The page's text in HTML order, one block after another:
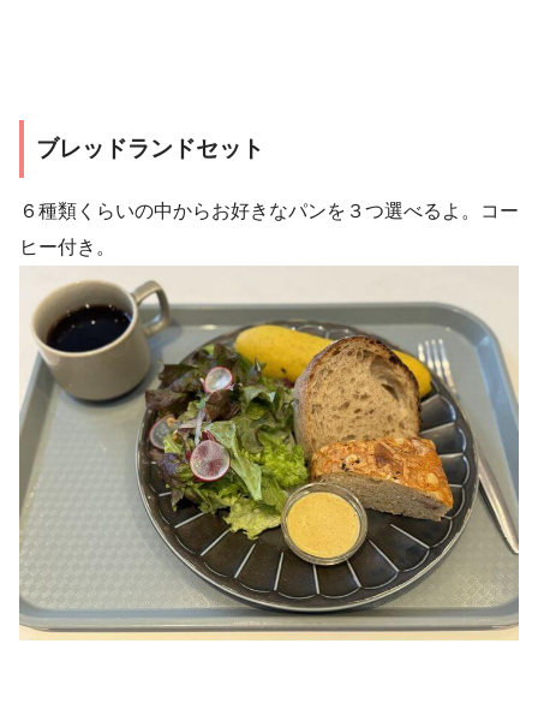
ブレッドランドセット
６種類くらいの中からお好きなパンを３つ選べるよ。コー
ヒー付き。